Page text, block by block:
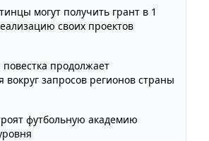
могут получить грант в 1
своих проектов
продолжает
вокруг запросов регионов страны
футбольную академию